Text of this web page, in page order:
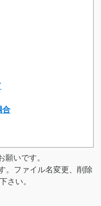
合
いです。
。ファイル名変更、削除
さい。